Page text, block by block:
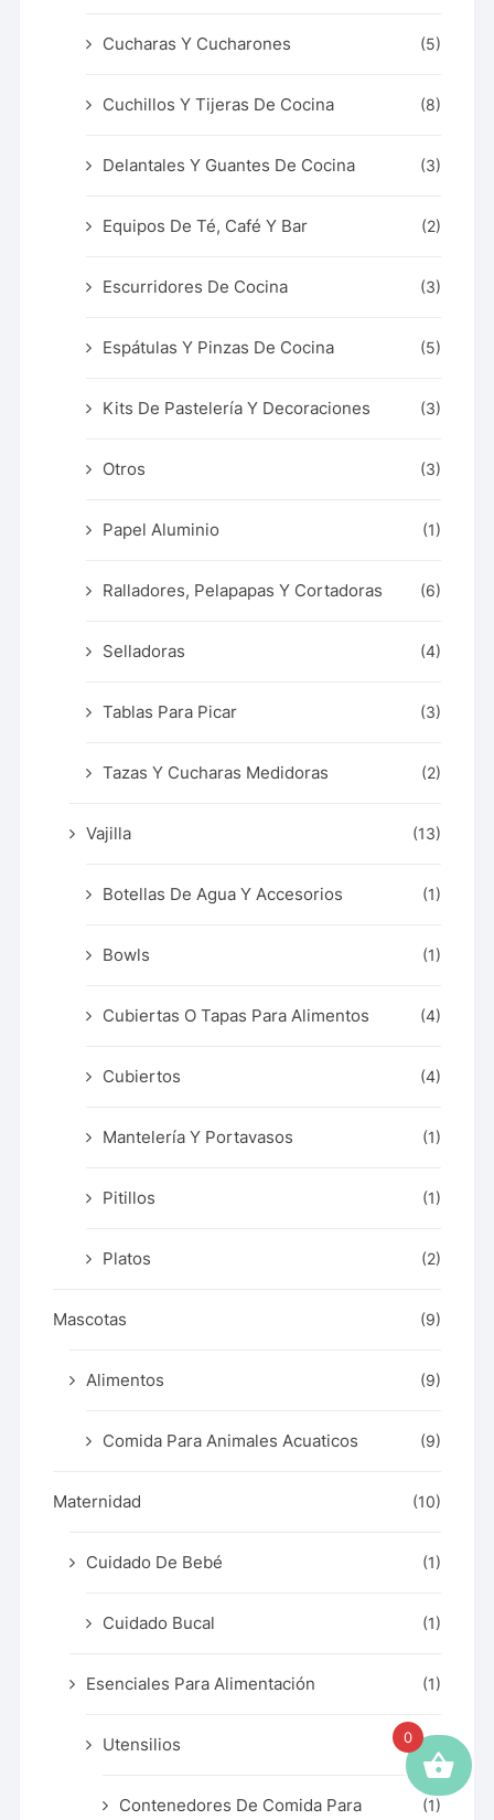
Cucharas Y Cucharones (5)
Cuchillos Y Tijeras De Cocina (8)
Delantales Y Guantes De Cocina (3)
Equipos De Té, Café Y Bar (2)
Escurridores De Cocina (3)
Espátulas Y Pinzas De Cocina (5)
Kits De Pastelería Y Decoraciones (3)
Otros (3)
Papel Aluminio (1)
Ralladores, Pelapapas Y Cortadoras (6)
Selladoras (4)
Tablas Para Picar (3)
Tazas Y Cucharas Medidoras (2)
Vajilla (13)
Botellas De Agua Y Accesorios (1)
Bowls (1)
Cubiertas O Tapas Para Alimentos (4)
Cubiertos (4)
Mantelería Y Portavasos (1)
Pitillos (1)
Platos (2)
Mascotas (9)
Alimentos (9)
Comida Para Animales Acuaticos (9)
Maternidad (10)
Cuidado De Bebé (1)
Cuidado Bucal (1)
Esenciales Para Alimentación (1)
Utensilios (1)
Contenedores De Comida Para (1)
0